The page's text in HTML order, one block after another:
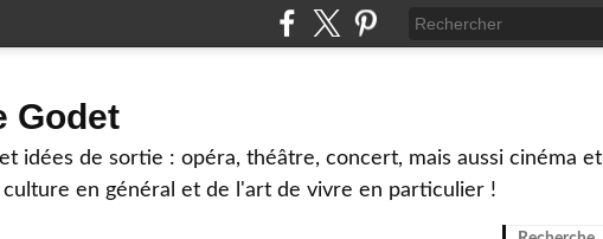
Godet
idées de sortie : opéra, théâtre, concert, mais aussi cinéma et
en général et de l'art de vivre en particulier !